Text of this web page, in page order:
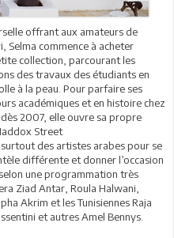
offrant aux amateurs de
Selma commence à acheter
collection, parcourant les
des travaux des étudiants en
à la peau. Pour parfaire ses
académiques et en histoire chez
dès 2007, elle ouvre sa propre
Street
des artistes arabes pour se
différente et donner l’occasion
une programmation très
Ziad Antar, Roula Halwani,
Akrim et les Tunisiennes Raja
et autres Amel Bennys.